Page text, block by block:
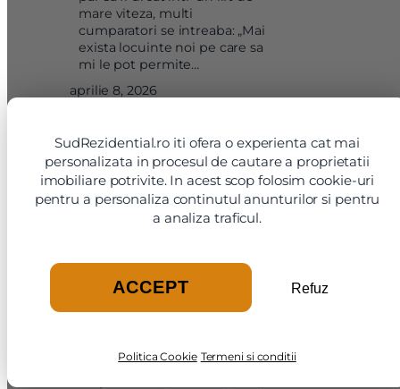
mare viteza, multi
cumparatori se intreaba: „Mai
exista locuinte noi pe care sa
mi le pot permite…
aprilie 8, 2026
SudRezidential incheie
primul trimestru din 2026 cu
Intr-un inceput de an marcat
SudRezidential.ro iti ofera o experienta cat mai
personalizata in procesul de cautare a proprietatii
imobiliare potrivite. In acest scop folosim cookie-uri
pentru a personaliza continutul anunturilor si pentru
a analiza traficul.
ACCEPT Refuz
Politica Cookie Termeni si conditii
Vreau sa fiu contactat
Email